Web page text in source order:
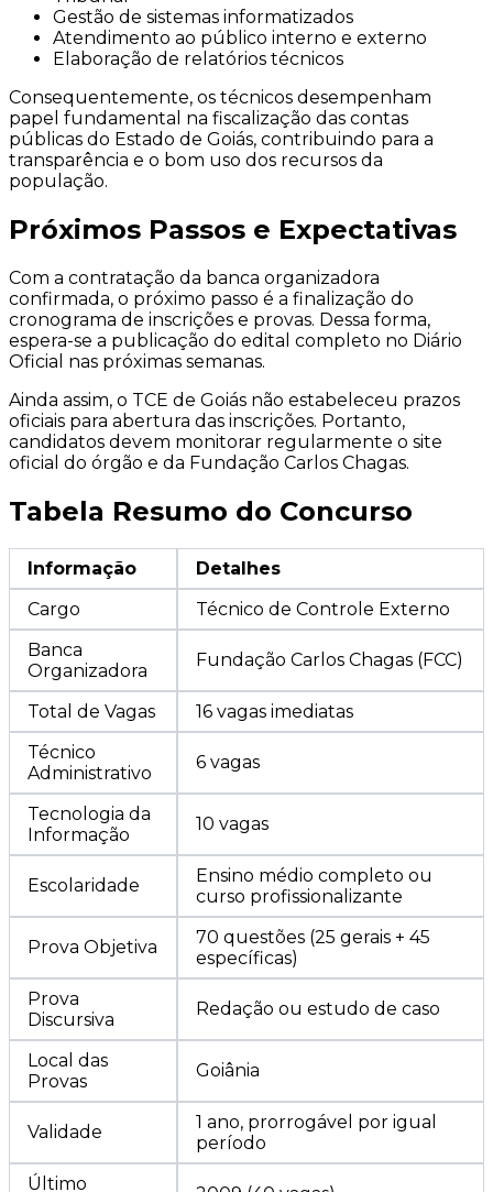
Gestão de sistemas informatizados
Atendimento ao público interno e externo
Elaboração de relatórios técnicos
Consequentemente, os técnicos desempenham
papel fundamental na fiscalização das contas
públicas do Estado de Goiás, contribuindo para a
transparência e o bom uso dos recursos da
população.
Próximos Passos e Expectativas
Com a contratação da banca organizadora
confirmada, o próximo passo é a finalização do
cronograma de inscrições e provas. Dessa forma,
espera-se a publicação do edital completo no Diário
Oficial nas próximas semanas.
Ainda assim, o TCE de Goiás não estabeleceu prazos
oficiais para abertura das inscrições. Portanto,
candidatos devem monitorar regularmente o site
oficial do órgão e da Fundação Carlos Chagas.
Tabela Resumo do Concurso
Informação
Detalhes
Cargo
Técnico de Controle Externo
Banca
Organizadora
Fundação Carlos Chagas (FCC)
Total de Vagas
16 vagas imediatas
Técnico
Administrativo
6 vagas
Tecnologia da
Informação
10 vagas
Escolaridade
Ensino médio completo ou
curso profissionalizante
Prova Objetiva
70 questões (25 gerais + 45
específicas)
Prova
Discursiva
Redação ou estudo de caso
Local das
Provas
Goiânia
Validade
1 ano, prorrogável por igual
período
Último